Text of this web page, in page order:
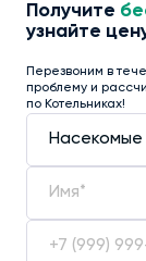
Получите
узнайте
Перезвоним в
проблему и
по Котельниках!